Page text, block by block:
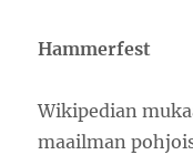
Hammerfest
Wikipedian
maailman